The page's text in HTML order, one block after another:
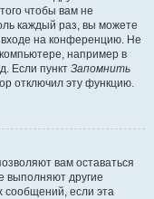
чтобы вам не
каждый раз, вы можете
на конференцию. Не
например в
Если пункт Запомнить
отключил эту функцию.
вам оставаться
выполняют другие
сообщений, если эта